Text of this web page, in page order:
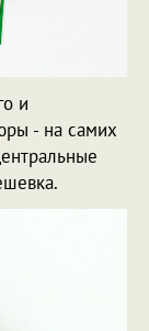
и
- на самих